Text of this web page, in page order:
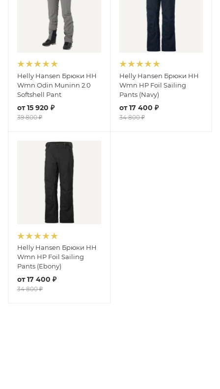
Helly Hansen Брюки HH
Wmn Odin Muninn 2.0
Softshell Pant
от15 920 ₽
39 800 ₽
Helly Hansen Брюки HH
Wmn HP Foil Sailing
Pants (Navy)
от17 400 ₽
34 800 ₽
Helly Hansen Брюки HH
Wmn HP Foil Sailing
Pants (Ebony)
от17 400 ₽
34 800 ₽